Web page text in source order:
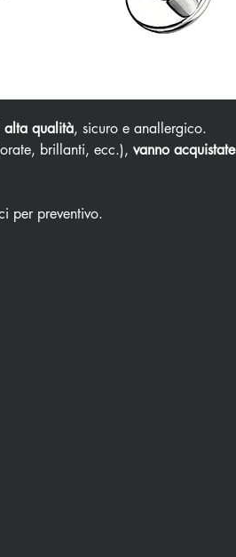
qualità, sicuro e anallergico.
brillanti, ecc.), vanno acquistate
per preventivo.